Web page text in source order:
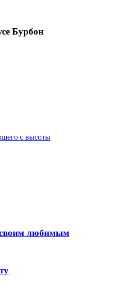
Бурбон
с высоты
своим любимым